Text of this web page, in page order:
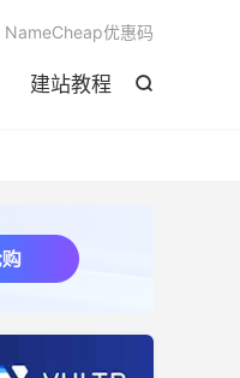

建站教程
NameCheap优惠码